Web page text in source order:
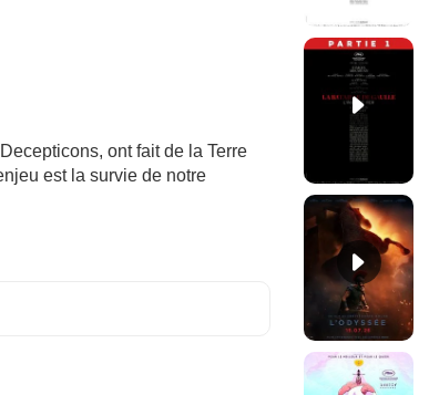
ont fait de la Terre
est la survie de notre